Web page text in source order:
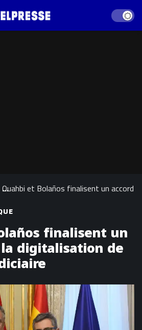
Dark
Ouahbi et Bolaños finalisent un accord
finalisent un
digitalisation de